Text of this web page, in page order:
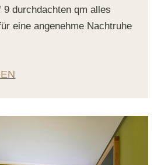
durchdachten qm alles
eine angenehme Nachtruhe